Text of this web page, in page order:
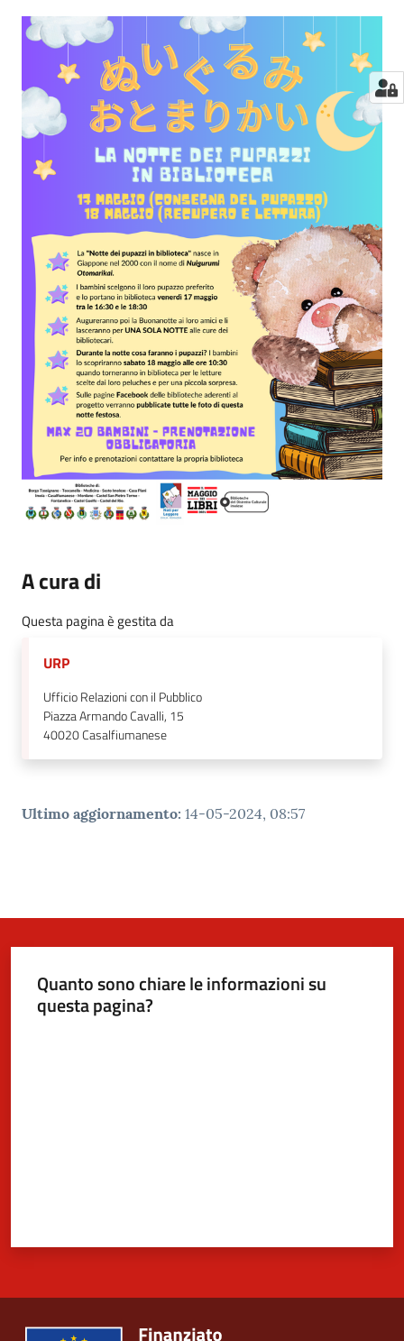
A cura di
Questa pagina è gestita da
URP
Ufficio Relazioni con il Pubblico
Piazza Armando Cavalli, 15
40020Casalfiumanese
Ultimo aggiornamento: 14-05-2024, 08:57
Quanto sono chiare le informazioni su
questa pagina?